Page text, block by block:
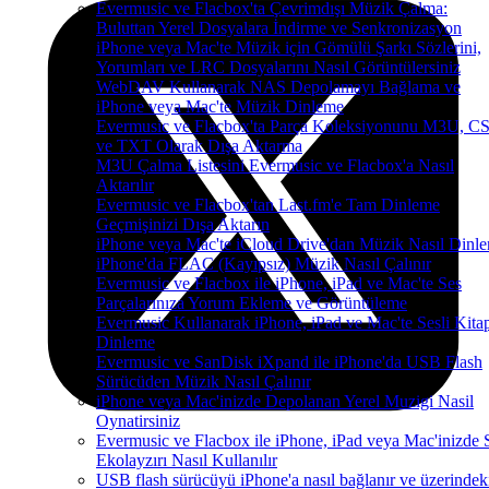
Evermusic ve Flacbox'ta Çevrimdışı Müzik Çalma:
Buluttan Yerel Dosyalara İndirme ve Senkronizasyon
iPhone veya Mac'te Müzik için Gömülü Şarkı Sözlerini,
Yorumları ve LRC Dosyalarını Nasıl Görüntülersiniz
WebDAV Kullanarak NAS Depolamayı Bağlama ve
iPhone veya Mac'te Müzik Dinleme
Evermusic ve Flacbox'ta Parça Koleksiyonunu M3U,
ve TXT Olarak Dışa Aktarma
M3U Çalma Listesini Evermusic ve Flacbox'a Nasıl
Aktarılır
Evermusic ve Flacbox'tan Last.fm'e Tam Dinleme
Geçmişinizi Dışa Aktarın
iPhone veya Mac'te iCloud Drive'dan Müzik Nasıl
iPhone'da FLAC (Kayıpsız) Müzik Nasıl Çalınır
Evermusic ve Flacbox ile iPhone, iPad ve Mac'te Ses
Parçalarınıza Yorum Ekleme ve Görüntüleme
Evermusic Kullanarak iPhone, iPad ve Mac'te Sesli
Dinleme
Evermusic ve SanDisk iXpand ile iPhone'da USB Flash
Sürücüden Müzik Nasıl Çalınır
iPhone veya Mac'inizde Depolanan Yerel Muzigi Nasil
Oynatirsiniz
Evermusic ve Flacbox ile iPhone, iPad veya Mac'inizde
Ekolayzırı Nasıl Kullanılır
USB flash sürücüyü iPhone'a nasıl bağlanır ve